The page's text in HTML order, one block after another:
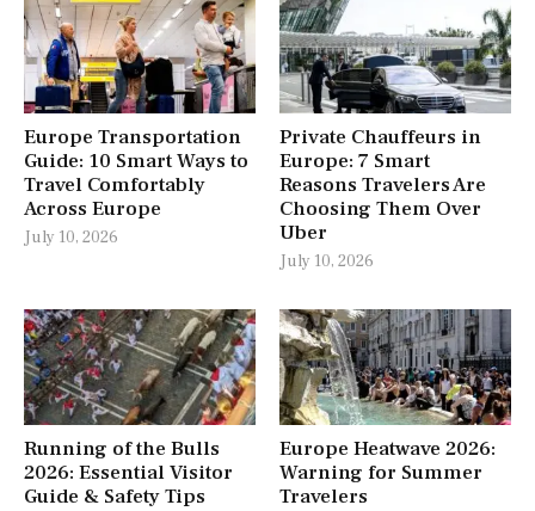
Europe Transportation
Guide: 10 Smart Ways to
Travel Comfortably
Across Europe
July 10, 2026
Private Chauffeurs in
Europe: 7 Smart
Reasons Travelers Are
Choosing Them Over
Uber
July 10, 2026
Running of the Bulls
2026: Essential Visitor
Guide & Safety Tips
Europe Heatwave 2026:
Warning for Summer
Travelers